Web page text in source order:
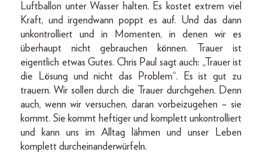
Luftballon unter Wasser halten. Es kostet extrem viel
Kraft, und irgendwann poppt es auf. Und das dann
unkontrolliert und in Momenten, in denen wir es
überhaupt nicht gebrauchen können. Trauer ist
eigentlich etwas Gutes. Chris Paul sagt auch: „Trauer ist
die Lösung und nicht das Problem“. Es ist gut zu
trauern. Wir sollen durch die Trauer durchgehen. Denn
auch, wenn wir versuchen, daran vorbeizugehen – sie
kommt. Sie kommt heftiger und komplett unkontrolliert
und kann uns im Alltag lähmen und unser Leben
komplett durcheinanderwürfeln.